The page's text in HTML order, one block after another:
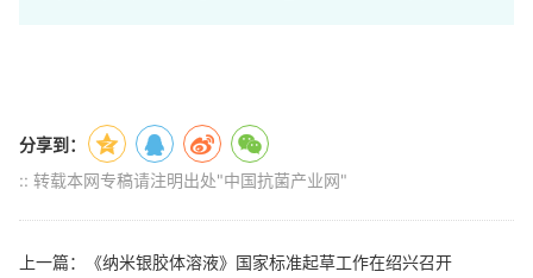
分享到：
:: 转载本网专稿请注明出处"中国抗菌产业网"
上一篇：《纳米银胶体溶液》国家标准起草工作在绍兴召开